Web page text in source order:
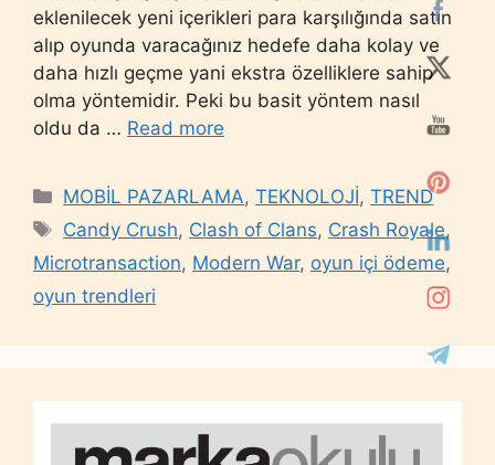
eklenilecek yeni içerikleri para karşılığında satın
alıp oyunda varacağınız hedefe daha kolay ve
daha hızlı geçme yani ekstra özelliklere sahip
olma yöntemidir. Peki bu basit yöntem nasıl
oldu da … Read more
Categories
MOBİL PAZARLAMA,TEKNOLOJİ,TREND
Tags
Candy Crush, Clash of Clans, Crash Royale,
Microtransaction, Modern War, oyun içi ödeme,
oyun trendleri